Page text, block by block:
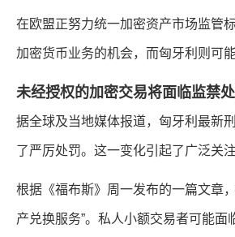
在欧盟正努力统一加密资产市场监管
加密货币业务的机会，而匈牙利则可
未经授权的加密交易将面临监禁
据全球及当地媒体报道，匈牙利最新
了严厉处罚。这一变化引起了广泛关
根据《福布斯》周一发布的一篇文章
产兑换服务”。私人小额交易者可能